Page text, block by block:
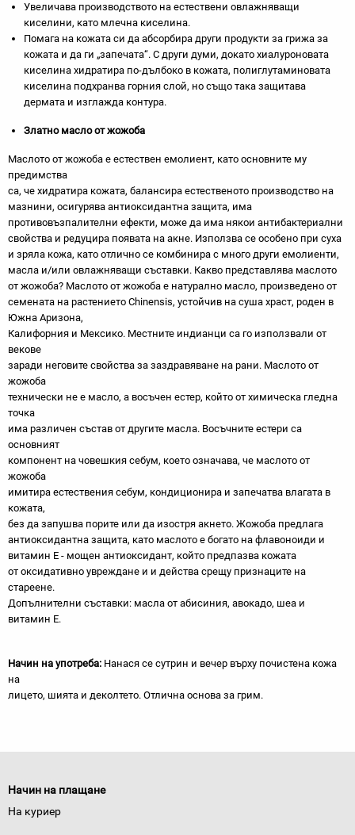
Увеличава производството на естествени овлажняващи
киселини, като млечна киселина.
Помага на кожата си да абсорбира други продукти за грижа за
кожата и да ги „запечата“. С други думи, докато хиалуроновата
киселина хидратира по-дълбоко в кожата, полиглутаминовата
киселина подхранва горния слой, но също така защитава
дермата и изглажда контура.
Златно масло от жожоба
Маслото от жожоба е естествен емолиент, като основните му
предимства
са, че хидратира кожата, балансира естественото производство на
мазнини, осигурява антиоксидантна защита, има
противовъзпалителни ефекти, може да има някои антибактериални
свойства и редуцира появата на акне. Използва се особено при суха
и зряла кожа, като отлично се комбинира с много други емолиенти,
масла и/или овлажняващи съставки. Какво представлява маслото
от жожоба? Маслото от жожоба е натурално масло, произведено от
семената на растението Chinensis, устойчив на суша храст, роден в
Южна Аризона,
Калифорния и Мексико. Местните индианци са го използвали от
векове
заради неговите свойства за заздравяване на рани. Маслото от
жожоба
технически не е масло, а восъчен естер, който от химическа гледна
точка
има различен състав от другите масла. Восъчните естери са
основният
компонент на човешкия себум, което означава, че маслото от
жожоба
имитира естествения себум, кондиционира и запечатва влагата в
кожата,
без да запушва порите или да изостря акнето. Жожоба предлага
антиоксидантна защита, като маслото е богато на флавоноиди и
витамин Е - мощен антиоксидант, който предпазва кожата
от оксидативно увреждане и и действа срещу признаците на
стареене.
Допълнителни съставки: масла от абисиния, авокадо, шеа и
витамин Е.
Начин на употреба: Нанася се сутрин и вечер върху почистена кожа
на
лицето, шията и деколтето. Отлична основа за грим.
Начин на плащане
На куриер